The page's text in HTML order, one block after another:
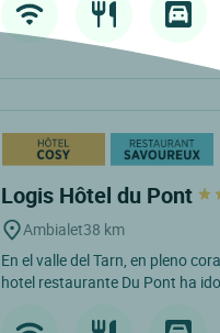
Logis Hôtel du Pont
Ambialet38 km
En el valle del Tarn, en pleno
hotel restaurante Du Pont ha